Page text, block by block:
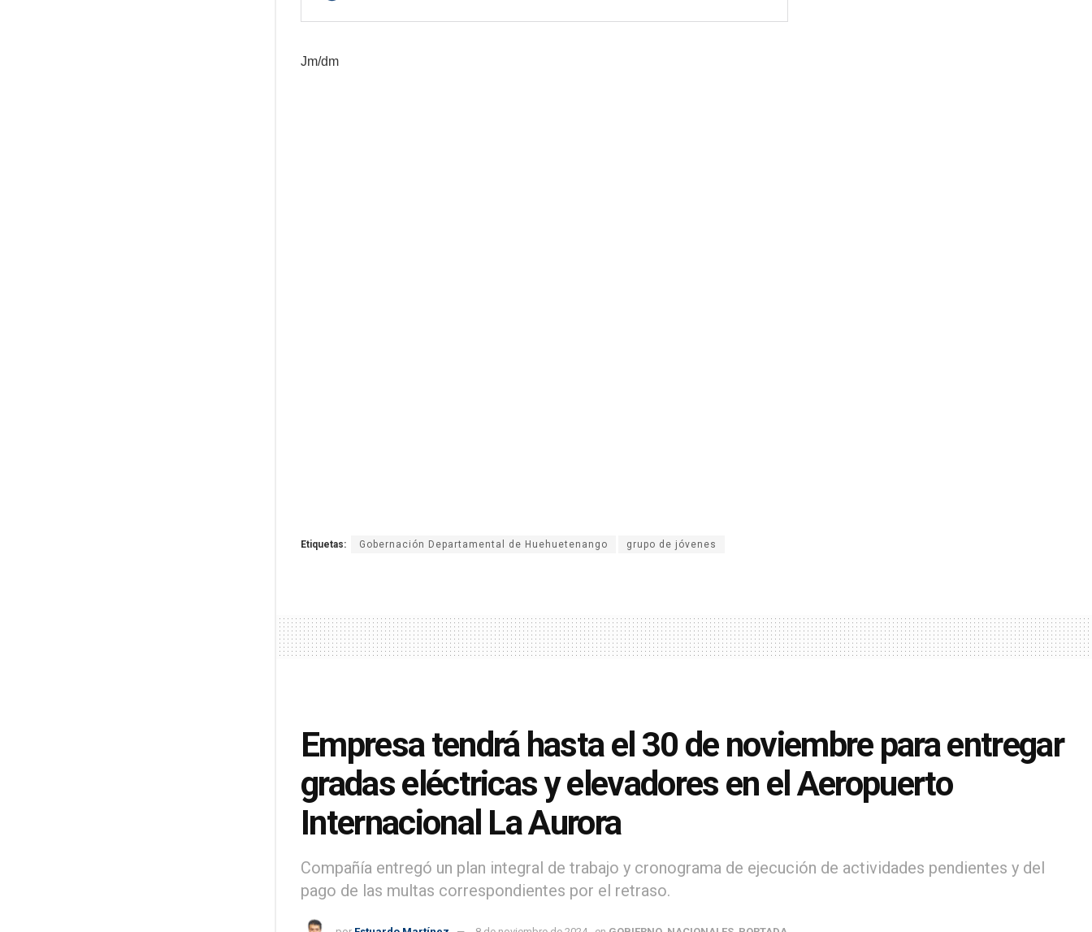
Jm/dm
Etiquetas: Gobernación Departamental de Huehuetenango grupo de jóvenes
Empresa tendrá hasta el 30 de noviembre para entregar
gradas eléctricas y elevadores en el Aeropuerto
Internacional La Aurora
Compañía entregó un plan integral de trabajo y cronograma de ejecución de actividades pendientes y del
pago de las multas correspondientes por el retraso.